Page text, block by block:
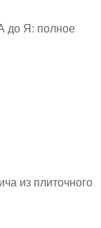
до Я: полное
из плиточного